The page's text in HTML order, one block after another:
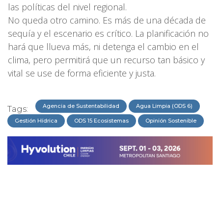
las políticas del nivel regional.
No queda otro camino. Es más de una década de
sequía y el escenario es crítico. La planificación no
hará que llueva más, ni detenga el cambio en el
clima, pero permitirá que un recurso tan básico y
vital se use de forma eficiente y justa.
Tags: Agencia de Sustentabilidad Agua Limpia (ODS 6)
Gestión Hídrica ODS 15 Ecosistemas Opinión Sostenible